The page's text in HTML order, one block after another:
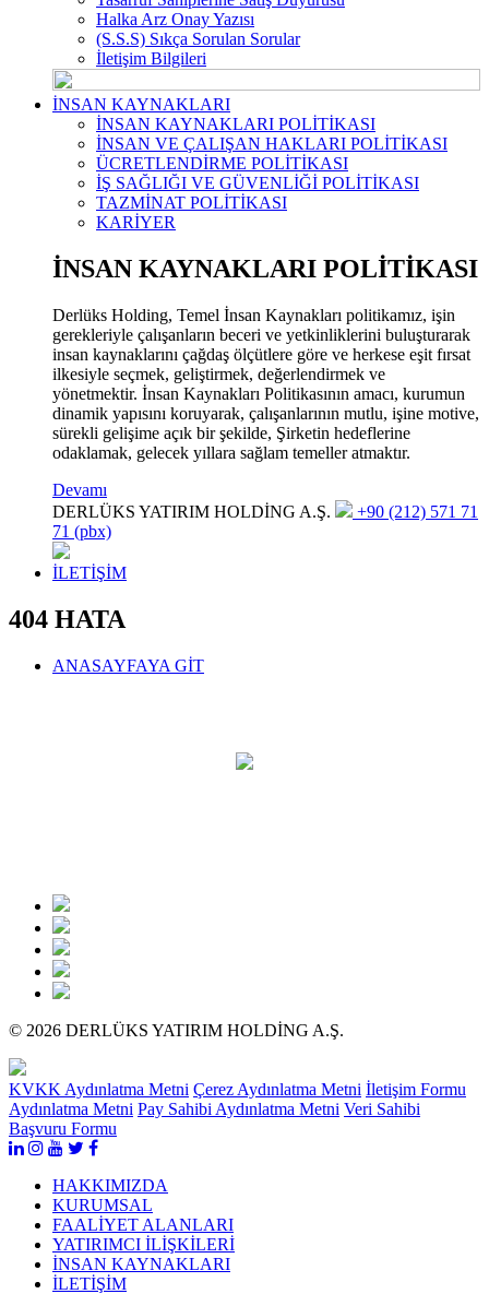
Halka Arz Onay Yazısı
(S.S.S) Sıkça Sorulan Sorular
İletişim Bilgileri
İNSAN KAYNAKLARI
İNSAN KAYNAKLARI POLİTİKASI
İNSAN VE ÇALIŞAN HAKLARI POLİTİKASI
ÜCRETLENDİRME POLİTİKASI
İŞ SAĞLIĞI VE GÜVENLİĞİ POLİTİKASI
TAZMİNAT POLİTİKASI
KARİYER
İNSAN KAYNAKLARI POLİTİKASI
Derlüks Holding, Temel İnsan Kaynakları politikamız, işin
gerekleriyle çalışanların beceri ve yetkinliklerini buluşturarak
insan kaynaklarını çağdaş ölçütlere göre ve herkese eşit fırsat
ilkesiyle seçmek, geliştirmek, değerlendirmek ve
yönetmektir. İnsan Kaynakları Politikasının amacı, kurumun
dinamik yapısını koruyarak, çalışanlarının mutlu, işine motive,
sürekli gelişime açık bir şekilde, Şirketin hedeflerine
odaklamak, gelecek yıllara sağlam temeller atmaktır.
Devamı
DERLÜKS YATIRIM HOLDİNG A.Ş.
+90 (212) 571 71
71 (pbx)
İLETİŞİM
404 HATA
ANASAYFAYA GİT
© 2026 DERLÜKS YATIRIM HOLDİNG A.Ş.
KVKK Aydınlatma Metni Çerez Aydınlatma Metni İletişim Formu
Aydınlatma Metni Pay Sahibi Aydınlatma Metni Veri Sahibi
Başvuru Formu
HAKKIMIZDA
KURUMSAL
FAALİYET ALANLARI
YATIRIMCI İLİŞKİLERİ
İNSAN KAYNAKLARI
İLETİŞİM